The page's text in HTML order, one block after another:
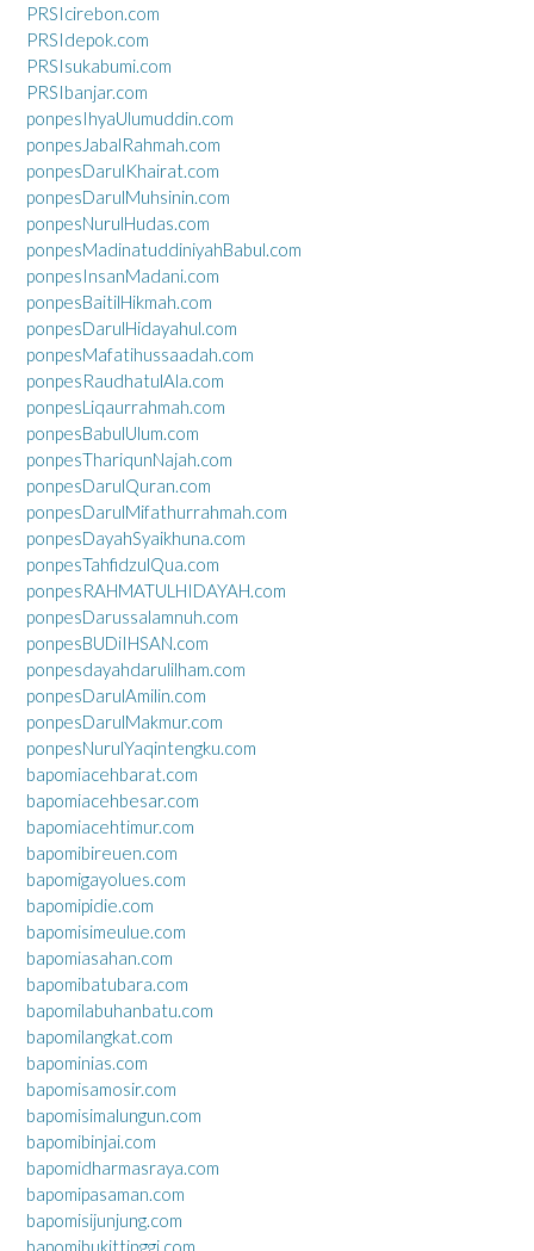
PRSIcirebon.com
PRSIdepok.com
PRSIsukabumi.com
PRSIbanjar.com
ponpesIhyaUlumuddin.com
ponpesJabalRahmah.com
ponpesDarulKhairat.com
ponpesDarulMuhsinin.com
ponpesNurulHudas.com
ponpesMadinatuddiniyahBabul.com
ponpesInsanMadani.com
ponpesBaitilHikmah.com
ponpesDarulHidayahul.com
ponpesMafatihussaadah.com
ponpesRaudhatulAla.com
ponpesLiqaurrahmah.com
ponpesBabulUlum.com
ponpesThariqunNajah.com
ponpesDarulQuran.com
ponpesDarulMifathurrahmah.com
ponpesDayahSyaikhuna.com
ponpesTahfidzulQua.com
ponpesRAHMATULHIDAYAH.com
ponpesDarussalamnuh.com
ponpesBUDiIHSAN.com
ponpesdayahdarulilham.com
ponpesDarulAmilin.com
ponpesDarulMakmur.com
ponpesNurulYaqintengku.com
bapomiacehbarat.com
bapomiacehbesar.com
bapomiacehtimur.com
bapomibireuen.com
bapomigayolues.com
bapomipidie.com
bapomisimeulue.com
bapomiasahan.com
bapomibatubara.com
bapomilabuhanbatu.com
bapomilangkat.com
bapominias.com
bapomisamosir.com
bapomisimalungun.com
bapomibinjai.com
bapomidharmasraya.com
bapomipasaman.com
bapomisijunjung.com
bapomibukittinggi.com